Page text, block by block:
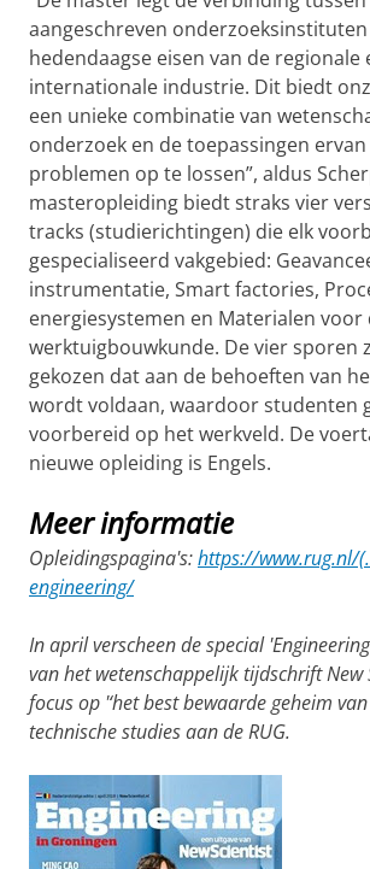
aangeschreven onderzoeksinstituten
hedendaagse eisen van de regionale
internationale industrie. Dit biedt
een unieke combinatie van
onderzoek en de toepassingen
problemen op te lossen”, aldus
masteropleiding biedt straks vier
tracks (studierichtingen) die elk
gespecialiseerd vakgebied:
instrumentatie, Smart factories,
energiesystemen en Materialen voor
werktuigbouwkunde. De vier sporen
gekozen dat aan de behoeften van
wordt voldaan, waardoor studenten
voorbereid op het werkveld. De
nieuwe opleiding is Engels.
Meer informatie
Opleidingspagina's:https://www.rug.nl/
engineering/
In april verscheen de special
van het wetenschappelijk tijdschrift New
focus op '‘het best bewaarde geheim
technische studies aan de RUG.